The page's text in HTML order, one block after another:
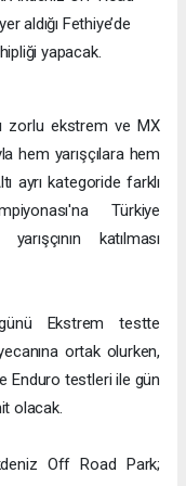
aldığı Fethiye’de
yapacak.
zorlu ekstrem ve MX
hem yarışçılara hem
ayrı kategoride farklı
Türkiye
katılması
Ekstrem testte
ortak olurken,
Enduro testleri ile gün
olacak.
Off Road Park;